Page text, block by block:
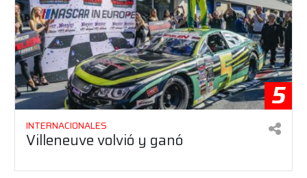
5
INTERNACIONALES
Villeneuve volvió y ganó